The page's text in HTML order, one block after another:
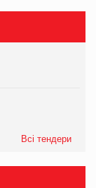
Всі тендери